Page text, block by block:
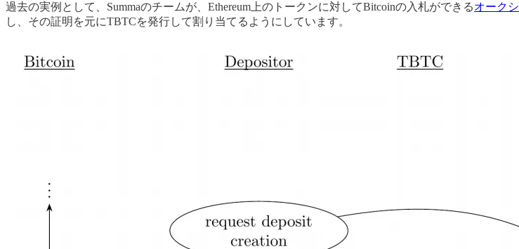
過去の実例として、Summaのチームが、Ethereum上のトークンに対してBitcoinの入札ができるオーク
し、その証明を元にTBTCを発行して割り当てるようにしています。